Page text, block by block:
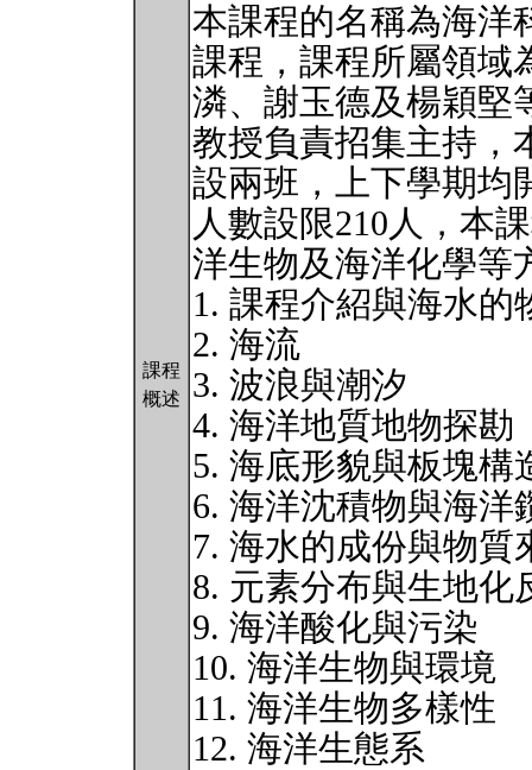
課程
概述
本課程的名稱為海洋
課程，課程所屬領域
潾、謝玉德及楊穎堅
教授負責招集主持，
設兩班，上下學期均
人數設限210人，本
洋生物及海洋化學等
1. 課程介紹與海水的
2. 海流
3. 波浪與潮汐
4. 海洋地質地物探勘
5. 海底形貌與板塊構
6. 海洋沈積物與海洋
7. 海水的成份與物質
8. 元素分布與生地化
9. 海洋酸化與污染
10. 海洋生物與環境
11. 海洋生物多樣性
12. 海洋生態系